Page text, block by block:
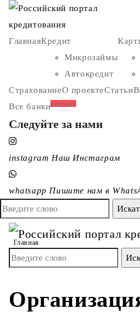
ГлавнаяКредит
Микрозаймы
Автокредит
СтрахованиеО проектеСтатьи
Все банкирейтинг
Следуйте за нами
instagram Наш Инстаграм
whatsapp Пишите нам в
Главная